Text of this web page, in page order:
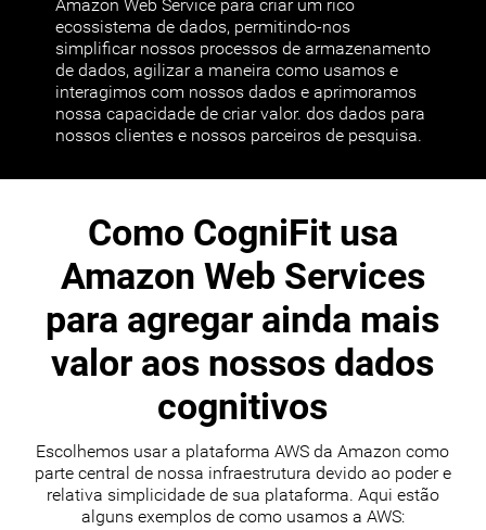
Amazon Web Service para criar um rico
ecossistema de dados, permitindo-nos
simplificar nossos processos de armazenamento
de dados, agilizar a maneira como usamos e
interagimos com nossos dados e aprimoramos
nossa capacidade de criar valor. dos dados para
nossos clientes e nossos parceiros de pesquisa.
Como CogniFit usa
Amazon Web Services
para agregar ainda mais
valor aos nossos dados
cognitivos
Escolhemos usar a plataforma AWS da Amazon como
parte central de nossa infraestrutura devido ao poder e
relativa simplicidade de sua plataforma. Aqui estão
alguns exemplos de como usamos a AWS: